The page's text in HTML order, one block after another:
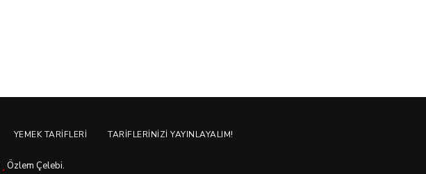
YEMEK TARIFLERI TARIFLERINIZI YAYINLAYALIM!
Özlem Çelebi.